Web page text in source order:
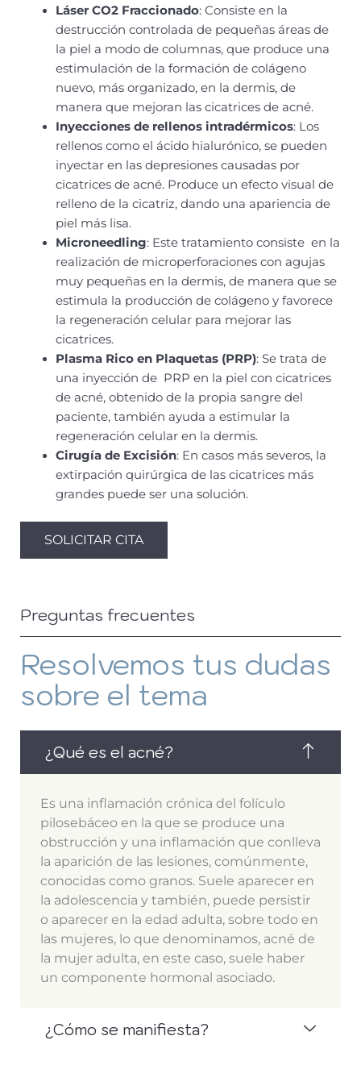
Láser CO2 Fraccionado: Consiste en la
destrucción controlada de pequeñas áreas de
la piel a modo de columnas, que produce una
estimulación de la formación de colágeno
nuevo, más organizado, en la dermis, de
manera que mejoran las cicatrices de acné.
Inyecciones de rellenos intradérmicos: Los
rellenos como el ácido hialurónico, se pueden
inyectar en las depresiones causadas por
cicatrices de acné. Produce un efecto visual de
relleno de la cicatriz, dando una apariencia de
piel más lisa.
Microneedling: Este tratamiento consiste en la
realización de microperforaciones con agujas
muy pequeñas en la dermis, de manera que se
estimula la producción de colágeno y favorece
la regeneración celular para mejorar las
cicatrices.
Plasma Rico en Plaquetas (PRP): Se trata de
una inyección de PRP en la piel con cicatrices
de acné, obtenido de la propia sangre del
paciente, también ayuda a estimular la
regeneración celular en la dermis.
Cirugía de Excisión: En casos más severos, la
extirpación quirúrgica de las cicatrices más
grandes puede ser una solución.
SOLICITAR CITA
Preguntas frecuentes
Resolvemos tus dudas
sobre el tema
¿Qué es el acné?
Es una inflamación crónica del folículo
pilosebáceo en la que se produce una
obstrucción y una inflamación que conlleva
la aparición de las lesiones, comúnmente,
conocidas como granos. Suele aparecer en
la adolescencia y también, puede persistir
o aparecer en la edad adulta, sobre todo en
las mujeres, lo que denominamos, acné de
la mujer adulta, en este caso, suele haber
un componente hormonal asociado.
¿Cómo se manifiesta?